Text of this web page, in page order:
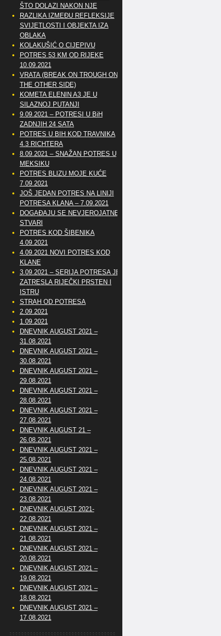
ŠTO DOLAZI NAKON NJE
RAZLIKA IZMEĐU REFLEKSIJE
SVIJETLOSTI I OBJEKTA IZA
OBLAKA
KOLAKUŠIĆ O CIJEPIVU
POTRES 53 KM OD RIJEKE
10.09.2021
VRATA (BREAK ON TROUGH ON
THE OTHER SIDE)
KOMETA ELENIN A3 JE U
SILAZNOJ PUTANJI
9.09.2021 – POTRESI U BiH
ZADNJIH 24 SATA
POTRES U BIH KOD TRAVNIKA
4.3 RICHTERA
8.09.2021 – SNAŽAN POTRES U
MEKSIKU
POTRES BLIZU MOJE KUĆE
7.09.2021
JOŠ JEDAN POTRES NA LINIJI
POTRESA KLANA – 7.09.2021
DOGAĐAJU SE NEVJEROJATNE
STVARI
POTRES KOD ŠIBENIKA
4.09.2021
4.09.2021 NOVI POTRES KOD
KLANE
3.09.2021 – SERIJA POTRESA JE
ZATRESLA RIJEČKI PRSTEN I
ISTRU
STRAH OD POTRESA
2.09.2021
1.09.2021
DNEVNIK AUGUST 2021 –
31.08.2021
DNEVNIK AUGUST 2021 –
30.08.2021
DNEVNIK AUGUST 2021 –
29.08.2021
DNEVNIK AUGUST 2021 –
28.08.2021
DNEVNIK AUGUST 2021 –
27.08.2021
DNEVNIK AUGUST 21 –
26.08.2021
DNEVNIK AUGUST 2021 –
25.08.2021
DNEVNIK AUGUST 2021 –
24.08.2021
DNEVNIK AUGUST 2021 –
23.08.2021
DNEVNIK AUGUST 2021-
22.08.2021
DNEVNIK AUGUST 2021 –
21.08.2021
DNEVNIK AUGUST 2021 –
20.08.2021
DNEVNIK AUGUST 2021 –
19.08.2021
DNEVNIK AUGUST 2021 –
18.08.2021
DNEVNIK AUGUST 2021 –
17.08.2021